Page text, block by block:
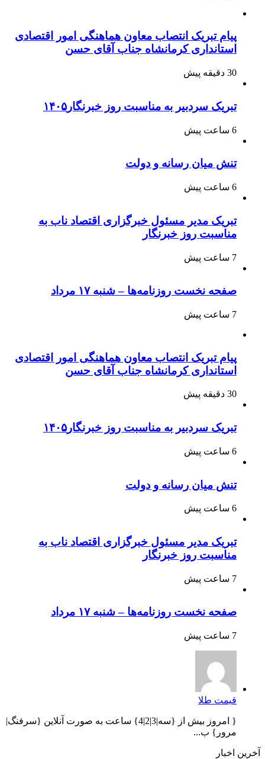
پیام تبریک انتصاب معاون هماهنگی امور اقتصادی
استانداری کرمانشاه جناب آقای حسن
30 دقیقه پیش
تبریک سردبیر به مناسبت روز خبرنگار۱۴۰۵
6 ساعت پیش
تنش میان رسانه و دولت
6 ساعت پیش
تبریک مدیر مسئول خبرگزاری اقتصاد ناب به
مناسبت روز خبرنگار
7 ساعت پیش
صفحه نخست روزنامه‌ها – شنبه ۱۷ مرداد
7 ساعت پیش
پیام تبریک انتصاب معاون هماهنگی امور اقتصادی
استانداری کرمانشاه جناب آقای حسن
30 دقیقه پیش
تبریک سردبیر به مناسبت روز خبرنگار۱۴۰۵
6 ساعت پیش
تنش میان رسانه و دولت
6 ساعت پیش
تبریک مدیر مسئول خبرگزاری اقتصاد ناب به
مناسبت روز خبرنگار
7 ساعت پیش
صفحه نخست روزنامه‌ها – شنبه ۱۷ مرداد
7 ساعت پیش
قیمت طلا
{ امروز بیش از {سه|3|2|4} ساعت به صورت آنلاین {سرفنگ|
مرور} ب...
آخرین اخبار